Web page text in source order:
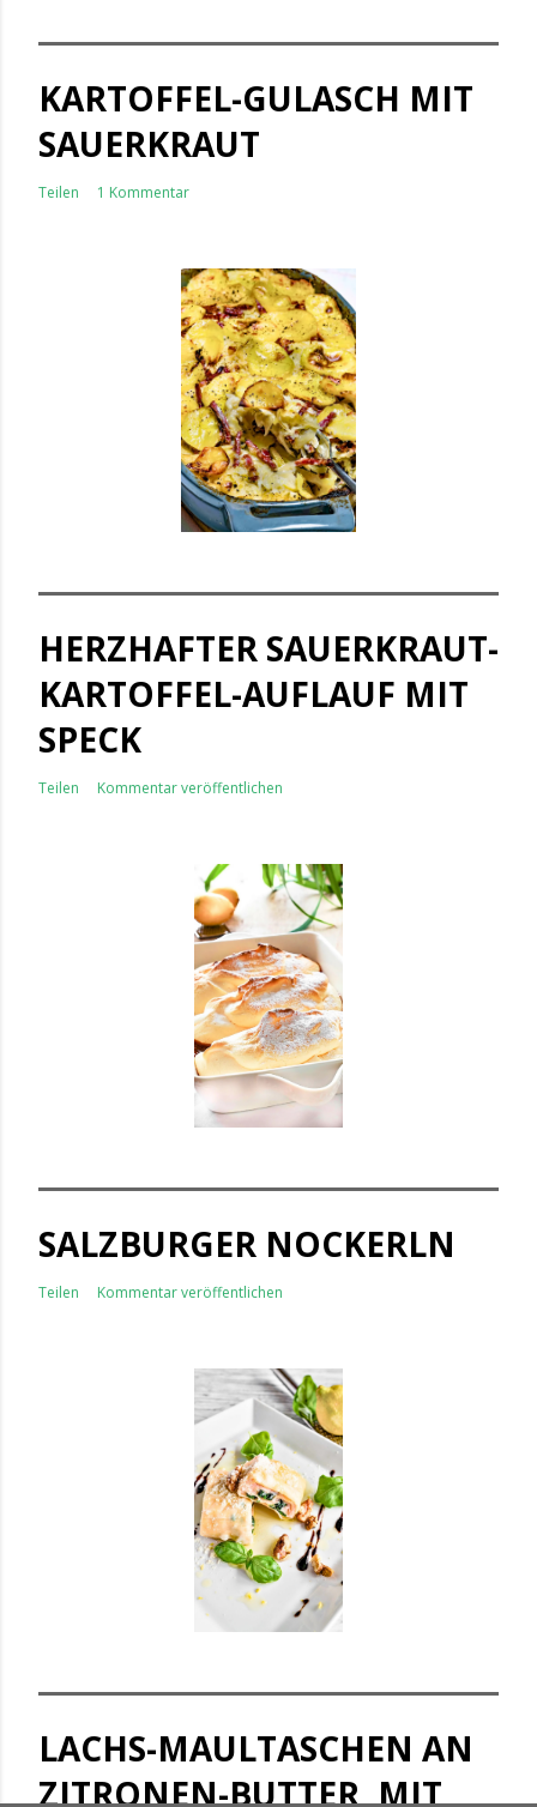
KARTOFFEL-GULASCH MIT
SAUERKRAUT
Teilen 1 Kommentar
HERZHAFTER SAUERKRAUT-
KARTOFFEL-AUFLAUF MIT
SPECK
Teilen Kommentar veröffentlichen
SALZBURGER NOCKERLN
Teilen Kommentar veröffentlichen
LACHS-MAULTASCHEN AN
ZITRONEN-BUTTER, MIT